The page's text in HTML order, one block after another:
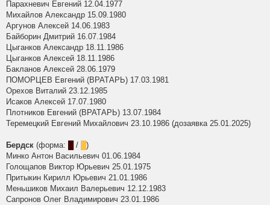
Парахневич Евгений 12.04.1977
Михайлов Александр 15.09.1980
Аргунов Алексей 14.06.1983
Байборин Дмитрий 16.07.1984
Цыганков Александр 18.11.1986
Цыганков Алексей 18.11.1986
Бакланов Алексей 28.06.1979
ПОМОРЦЕВ Евгений (ВРАТАРЬ) 17.03.1981
Орехов Виталий 23.12.1985
Исаков Алексей 17.07.1980
Плотников Евгений (ВРАТАРЬ) 13.07.1984
Теремецкий Евгений Михайлович 23.10.1986 (дозаявка 25.01.2025)
Бердск (форма: /
)
Минко Антон Васильевич 01.06.1984
Голощапов Виктор Юрьевич 25.01.1975
Притыкин Кирилл Юрьевич 21.01.1986
Меньшиков Михаил Валерьевич 12.12.1983
Сапронов Олег Владимирович 23.01.1986